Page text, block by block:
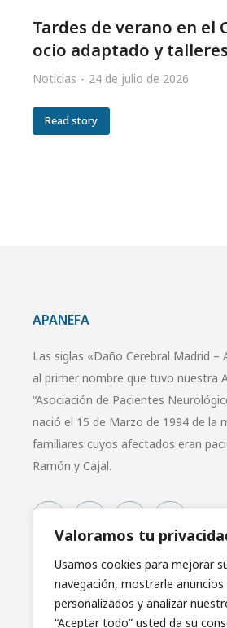
Valoramos tu
Usamos cookies para mejorar
navegación, mostrarle
personalizados y analizar
“Aceptar todo” usted da su
Tardes de verano en el
ocio adaptado y
Noticias 24 de julio de 2026
Read story
APANEFA
Las siglas «Daño Cerebral Madrid –
al primer nombre que tuvo nuestra
“Asociación de Pacientes
nació el 15 de Marzo de 1994 de la
familiares cuyos afectados eran
Ramón y Cajal.